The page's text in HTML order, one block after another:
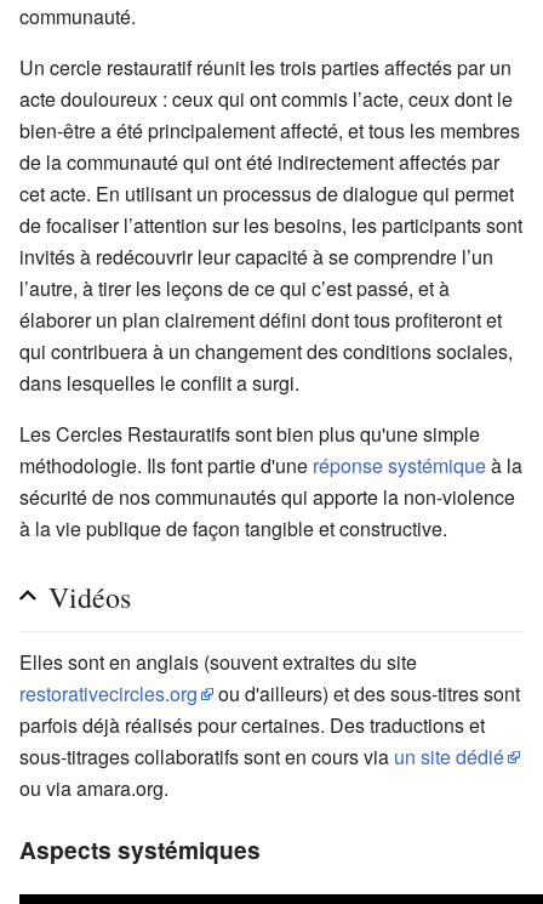
communauté.
Un cercle restauratif réunit les trois parties affectés par un
acte douloureux : ceux qui ont commis l’acte, ceux dont le
bien-être a été principalement affecté, et tous les membres
de la communauté qui ont été indirectement affectés par
cet acte. En utilisant un processus de dialogue qui permet
de focaliser l’attention sur les besoins, les participants sont
invités à redécouvrir leur capacité à se comprendre l’un
l’autre, à tirer les leçons de ce qui c’est passé, et à
élaborer un plan clairement défini dont tous profiteront et
qui contribuera à un changement des conditions sociales,
dans lesquelles le conflit a surgi.
Les Cercles Restauratifs sont bien plus qu'une simple
méthodologie. Ils font partie d'une réponse systémiqueà la
sécurité de nos communautés qui apporte la non-violence
à la vie publique de façon tangible et constructive.
Vidéos
Elles sont en anglais (souvent extraites du site
restorativecircles.org
ou d'ailleurs) et des sous-titres sont
parfois déjà réalisés pour certaines. Des traductions et
sous-titrages collaboratifs sont en cours via un site dédié
ou via amara.org.
Aspects systémiques